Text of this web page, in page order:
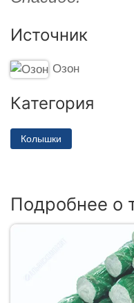
Источник
Озон
Категория
Колышки
Подробнее о